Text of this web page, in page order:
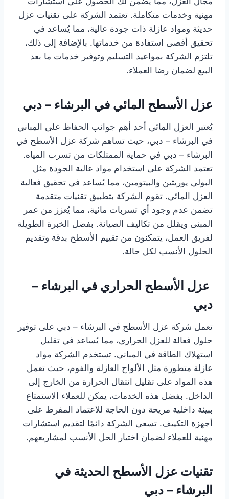
مهنية وخدمات متكاملة. تعتمد الشركة على تقنيات عزل
حديثة ومواد عازلة ذات جودة عالية، مما يُساعد في
تحقيق أقصى استفادة من خدماتها. بالإضافة إلى ذلك،
تلتزم الشركة بمواعيد التسليم وتوفير خدمات ما بعد
البيع لضمان رضا العملاء.
عزل الأسطح المائي في البرشاء – دبي
يُعتبر العزل المائي أحد أهم جوانب الحفاظ على المباني
في البرشاء – دبي، حيث تساهم شركة عزل الأسطح في
البرشاء – دبي في حماية الممتلكات من تسرب المياه.
تعتمد الشركة على استخدام مواد عالية الجودة مثل
البولي يوريثين والبيتومين، مما يُساعد في تحقيق فعالية
العزل المائي. تقوم الشركة بتطبيق تقنيات متقدمة
تضمن عدم وجود أي تسربات مائية، مما يُعزز من عمر
المبنى ويقلل من تكاليف الصيانة. بفضل الخبرة الطويلة
لفريق العمل، يتمكنون من تقييم الأسطح بدقة وتقديم
الحلول الأنسب لكل حالة.
عزل الأسطح الحراري في البرشاء –
دبي
تعمل شركة عزل الأسطح في البرشاء – دبي على توفير
حلول فعالة للعزل الحراري، مما يُساعد في تقليل
استهلاك الطاقة في المباني. تستخدم الشركة مواد
عازلة متطورة مثل الألواح العازلة والفوم، حيث تعمل
هذه المواد على تقليل انتقال الحرارة من الخارج إلى
الداخل. بفضل هذه الخدمات، يمكن للعملاء الاستمتاع
ببيئة داخلية مريحة دون الحاجة للاعتماد المفرط على
أجهزة التكييف. تسعى الشركة دائمًا لتقديم استشارات
مهنية للعملاء لضمان اختيار الحل الأنسب لمشاريعهم.
تقنيات عزل الأسطح الحديثة في
البرشاء – دبي